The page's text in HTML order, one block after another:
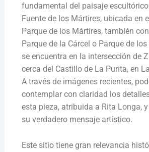
fundamental del paisaje
Fuente de los Mártires, ubicada en
Parque de los Mártires, también
Parque de la Cárcel o Parque de
se encuentra en la intersección de
cerca del Castillo de La Punta, en
A través de imágenes recientes,
contemplar con claridad los
esta pieza, atribuida a Rita Longa,
su verdadero mensaje artístico.
Este sitio tiene gran relevancia